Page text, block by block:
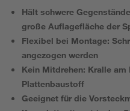
Hält schwere
große Auflagefläche der
Flexibel bei Montage:
angezogen werden
Kein Mitdrehen: Kralle
Plattenbaustoff
Geeignet für die